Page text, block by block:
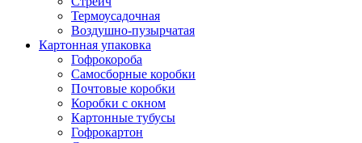
Термоусадочная
Воздушно-пузырчатая
Картонная упаковка
Гофрокороба
Самосборные коробки
Почтовые коробки
Коробки с окном
Картонные тубусы
Гофрокартон